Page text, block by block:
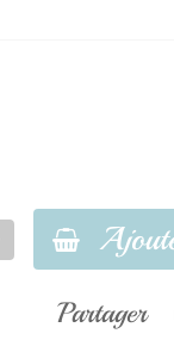
Partager